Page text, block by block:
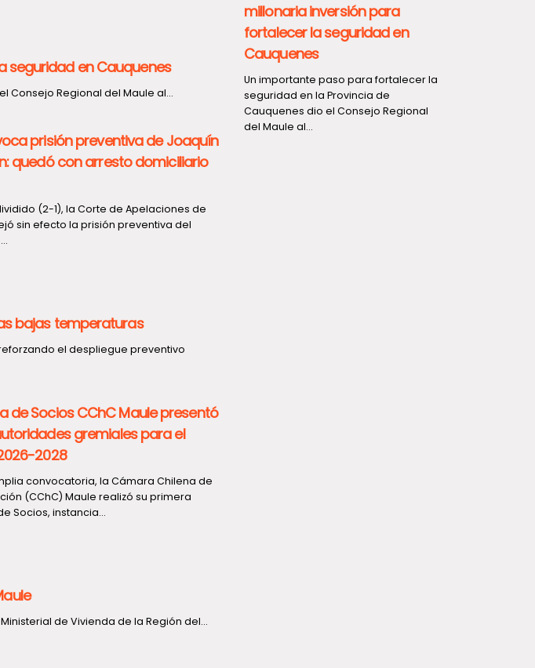
seguridad en Cauquenes
Consejo Regional del Maule al...
prisión preventiva de Joaquín
quedó con arresto domiciliario
(2-1), la Corte de Apelaciones de
sin efecto la prisión preventiva del
bajas temperaturas
el despliegue preventivo
de Socios CChC Maule presentó
gremiales para el
2028
convocatoria, la Cámara Chilena de
(CChC) Maule realizó su primera
Socios, instancia...
de Vivienda de la Región del...
millonaria inversión para
fortalecer la seguridad en
Cauquenes
Un importante paso para fortalecer la
seguridad en la Provincia de
Cauquenes dio el Consejo Regional
del Maule al...